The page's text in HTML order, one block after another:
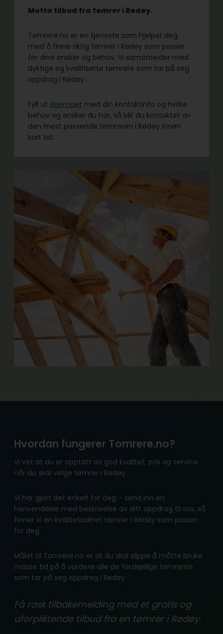
Motta tilbud fra tømrer i Rødøy.
Tomrere.no er en tjeneste som hjelper deg
med å finne riktig tømrer i Rødøy som passer
for dine ønsker og behov. Vi samarbeider med
dyktige og kvalifiserte tømrere som tar på seg
oppdrag i Rødøy.
Fyll ut skjemaet med din kontaktinfo og hvilke
behov og ønsker du har, så blir du kontaktet av
den mest passende tømreren i Rødøy innen
kort tid.
Hvordan fungerer Tomrere.no?
Vi vet at du er opptatt av god kvalitet, pris og service
når du skal velge tømrer i Rødøy.
Vi har gjort det enkelt for deg – send inn en
henvendelse med beskrivelse av ditt oppdrag til oss, så
finner vi en kvalitetssikret tømrer i Rødøy som passer
for deg.
Målet til Tomrere.no er at du skal slippe å måtte bruke
masse tid på å vurdere alle de forskjellige tømrerne
som tar på seg oppdrag i Rødøy.
Få rask tilbakemelding med et gratis og
uforpliktende tilbud fra en tømrer i Rødøy.